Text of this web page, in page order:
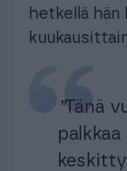
hetkellä
”Tänä